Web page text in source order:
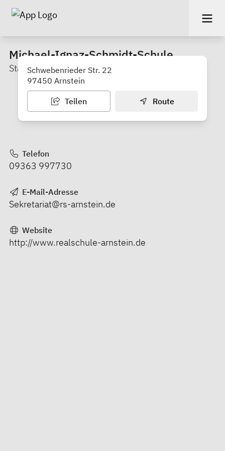
Michael-Ignaz-Schmidt-Schule
Staatliche Realschule Arnstein
Schwebenrieder Str. 22
97450 Arnstein
Teilen Route
Telefon
09363 997730
E-Mail-Adresse
Sekretariat@rs-arnstein.de
Website
http://www.realschule-arnstein.de